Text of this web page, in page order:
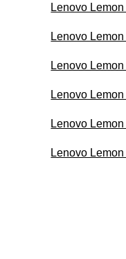
Lenovo
Lenovo
Lenovo
Lenovo
Lenovo
Lenovo